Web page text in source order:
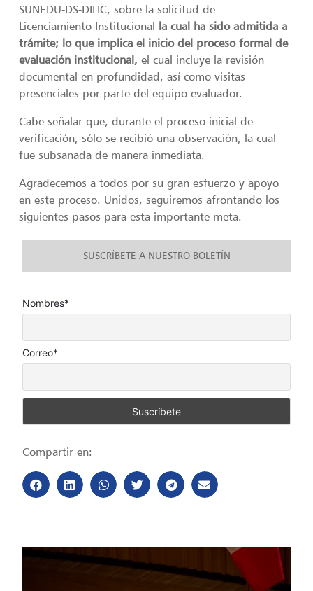
SUNEDU-DS-DILIC, sobre la solicitud de
Licenciamiento Institucional la cual ha sido admitida a
trámite; lo que implica el inicio del proceso formal de
evaluación institucional,el cual incluye la revisión
documental en profundidad, así como visitas
presenciales por parte del equipo evaluador.
Cabe señalar que, durante el proceso inicial de
verificación, sólo se recibió una observación, la cual
fue subsanada de manera inmediata.
Agradecemos a todos por su gran esfuerzo y apoyo
en este proceso. Unidos, seguiremos afrontando los
siguientes pasos para esta importante meta.
SUSCRÍBETE A NUESTRO BOLETÍN
Nombres*
Correo*
Compartir en: